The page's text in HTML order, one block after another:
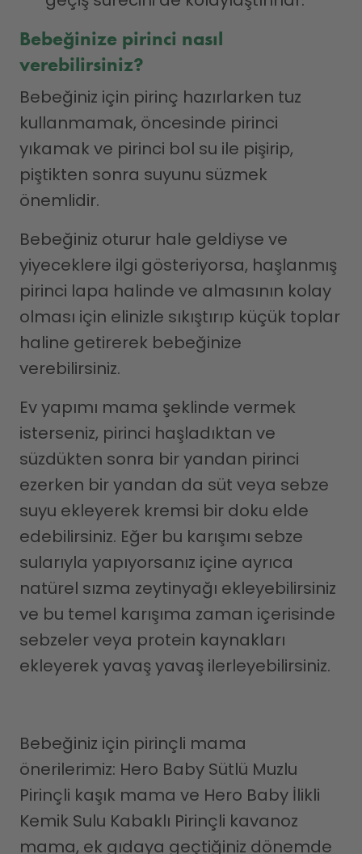
Bebeğinize pirinci nasıl
verebilirsiniz?
Bebeğiniz için pirinç hazırlarken tuz
kullanmamak, öncesinde pirinci
yıkamak ve pirinci bol su ile pişirip,
piştikten sonra suyunu süzmek
önemlidir.
Bebeğiniz oturur hale geldiyse ve
yiyeceklere ilgi gösteriyorsa, haşlanmış
pirinci lapa halinde ve almasının kolay
olması için elinizle sıkıştırıp küçük toplar
haline getirerek bebeğinize
verebilirsiniz.
Ev yapımı mama şeklinde vermek
isterseniz, pirinci haşladıktan ve
süzdükten sonra bir yandan pirinci
ezerken bir yandan da süt veya sebze
suyu ekleyerek kremsi bir doku elde
edebilirsiniz. Eğer bu karışımı sebze
sularıyla yapıyorsanız içine ayrıca
natürel sızma zeytinyağı ekleyebilirsiniz
ve bu temel karışıma zaman içerisinde
sebzeler veya protein kaynakları
ekleyerek yavaş yavaş ilerleyebilirsiniz.
Bebeğiniz için pirinçli mama
önerilerimiz: Hero Baby Sütlü Muzlu
Pirinçli kaşık mama ve Hero Baby İlikli
Kemik Sulu Kabaklı Pirinçli kavanoz
mama, ek gıdaya geçtiğiniz dönemde